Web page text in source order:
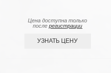
Цена доступна только
послерегистрации
УЗНАТЬ ЦЕНУ